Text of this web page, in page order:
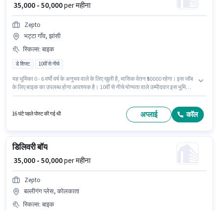
₹ 35,000 - 50,000per महीना
Zepto
भट्टा गाँव, झांसी
स्किल्स: बाइक
डे शिफ्ट 10वीं से नीचे
यह भूमिका 0 - 6 वर्षो वर्ष के अनुभव वाले के लिए खुली है, मासिक वेतन ₹50000 रहेगा। इस जॉब
के लिए बाइक का उपलब्ध होना आवश्यक है। 10वीं से नीचे योग्यता वाले उम्मीदवार इस भूमिका
16 घंटे पहले पोस्ट की गई थी अप्लाई कॉल
डिलिवरी बॉय
₹ 35,000 - 50,000per महीना
Zepto
बल्लीगंग प्लेस, कोलकाता
स्किल्स: बाइक